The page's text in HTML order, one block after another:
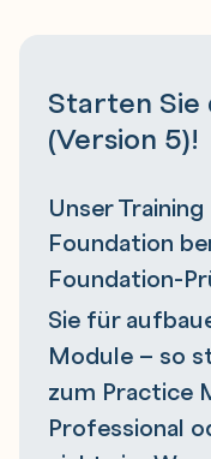
Starten
(Version 5)!
Unser Training
Foundation
Foundation-
Sie für
Module – so
zum Practice
Professional